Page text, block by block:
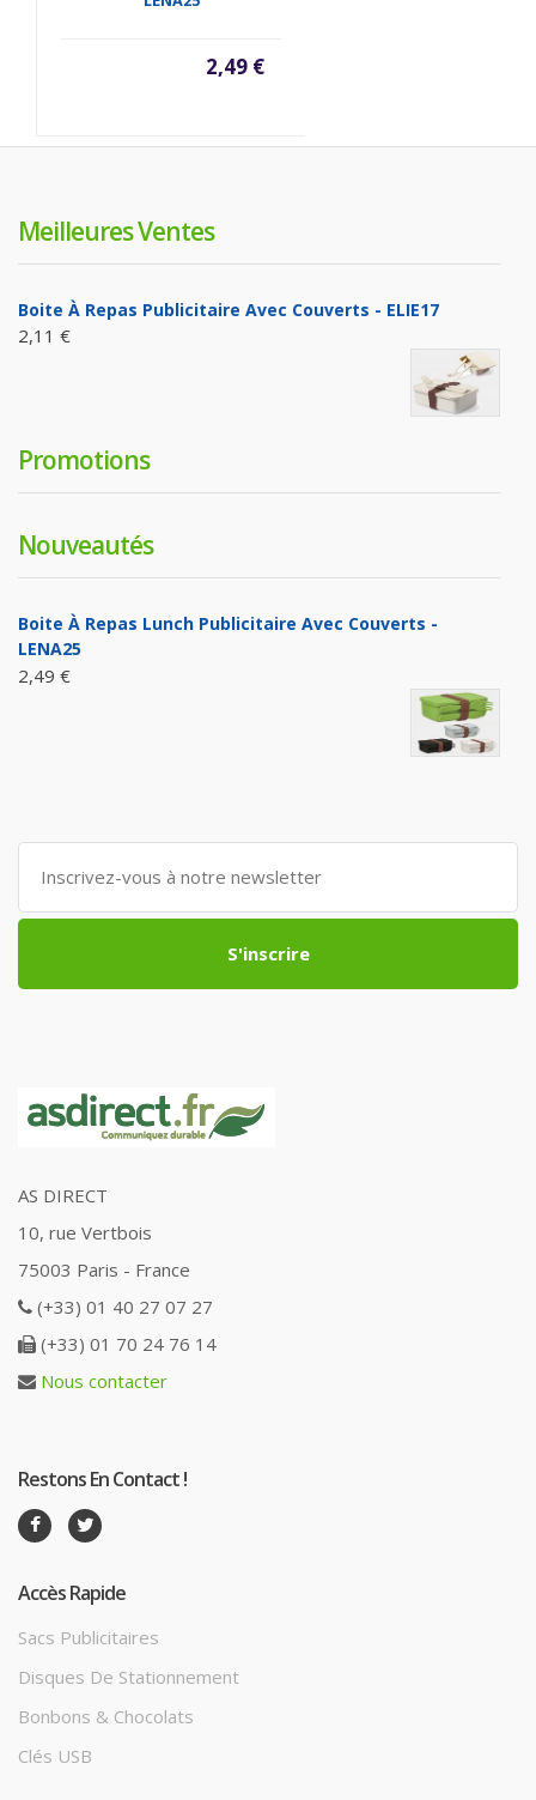
2,49 €
Meilleures Ventes
Boite À Repas Publicitaire Avec Couverts - ELIE17
2,11 €
Promotions
Nouveautés
Boite À Repas Lunch Publicitaire Avec Couverts -
LENA25
2,49 €
S'inscrire
AS DIRECT
10, rue Vertbois
75003 Paris - France
(+33) 01 40 27 07 27
(+33) 01 70 24 76 14
Nous contacter
Restons En Contact !
Accès Rapide
Sacs Publicitaires
Disques De Stationnement
Bonbons & Chocolats
Clés USB